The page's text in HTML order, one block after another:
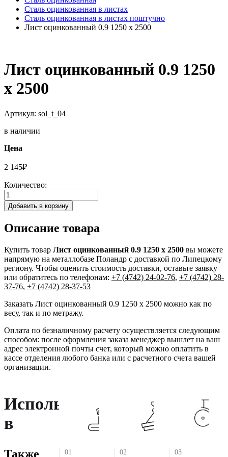
Сталь оцинкованная в листах
Сталь оцинкованная в листах поштучно
Лист оцинкованный 0.9 1250 х 2500
Лист оцинкованный 0.9 1250
х 2500
Артикул: sol_t_04
в наличии
Цена
2 145₽
Количество:
Добавить в корзину
Описание товара
Купить товар Лист оцинкованный 0.9 1250 х 2500 вы можете
напрямую на металлобазе Поландр с доставкой по Липецкому
региону. Чтобы оценить стоимость доставки, оставьте заявку
или обратитесь по телефонам: +7 (4742) 24-02-76, +7 (4742) 28-
37-76, +7 (4742) 28-37-53
Заказать Лист оцинкованный 0.9 1250 х 2500 можно как по
весу, так и по метражу.
Оплата по безналичному расчету осуществляется следующим
способом: после оформления заказа менеджер вышлет на ваш
адрес электронной почты счет, который можно оплатить в
кассе отделения любого банка или с расчетного счета вашей
организации.
Используется
в
01 02 03
Также